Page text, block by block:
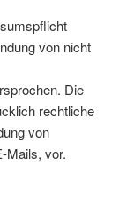
von nicht
Die
rechtliche
von
Mails, vor.